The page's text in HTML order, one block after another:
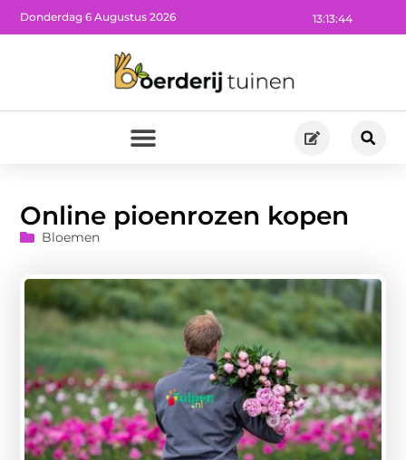
13:13:45
Donderdag 6 Augustus 2026
Online pioenrozen kopen
Bloemen